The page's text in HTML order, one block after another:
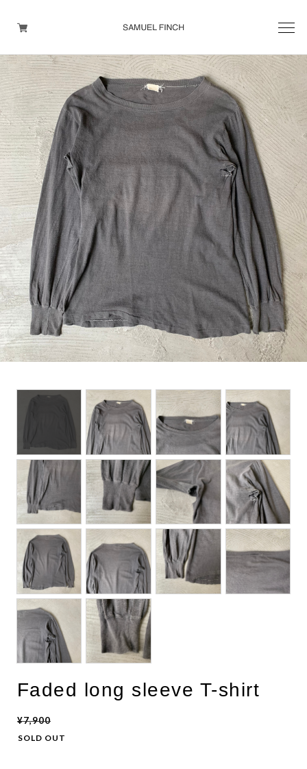
Men's
Maison Martin Margiela
Helmut Lang
Yohji Yamamoto
Other brands
TOPS
OUTER WEAR
BOTTOMS
DESIGNERS ARCHIVES
Faded long sleeve T-shirt
¥7,900
SOLD OUT